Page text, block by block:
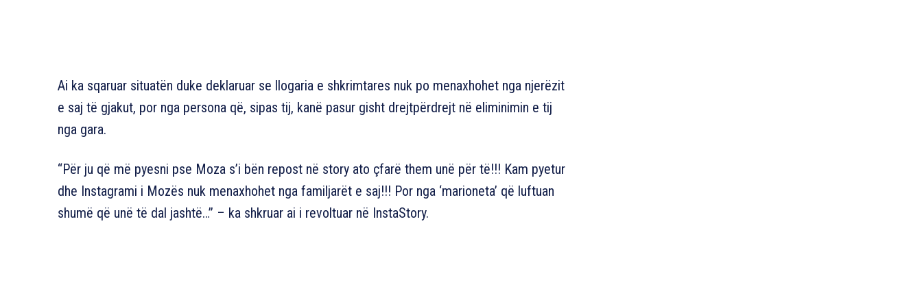
Ai ka sqaruar situatën duke deklaruar se llogaria e shkrimtares nuk po menaxhohet nga njerëzit
e saj të gjakut, por nga persona që, sipas tij, kanë pasur gisht drejtpërdrejt në eliminimin e tij
nga gara.
“Për ju që më pyesni pse Moza s’i bën repost në story ato çfarë them unë për të!!! Kam pyetur
dhe Instagrami i Mozës nuk menaxhohet nga familjarët e saj!!! Por nga ‘marioneta’ që luftuan
shumë që unë të dal jashtë…” – ka shkruar ai i revoltuar në InstaStory.